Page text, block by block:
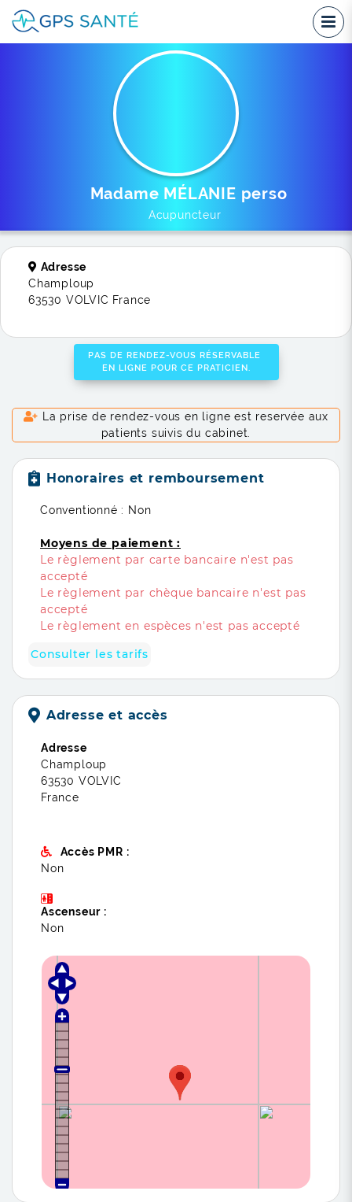
Madame MÉLANIE perso
Acupuncteur
Adresse
Champloup
63530 VOLVIC France
PAS DE RENDEZ-VOUS RÉSERVABLE
EN LIGNE POUR CE PRATICIEN.
La prise de rendez-vous en ligne est reservée aux
patients suivis du cabinet.
Honoraires et remboursement
Conventionné : Non
Moyens de paiement :
Le règlement par carte bancaire n'est pas
accepté
Le règlement par chèque bancaire n'est pas
accepté
Le règlement en espèces n'est pas accepté
Consulter les tarifs
Adresse et accès
Adresse
Champloup
63530 VOLVIC
France
Accès PMR :
Non
Ascenseur :
Non